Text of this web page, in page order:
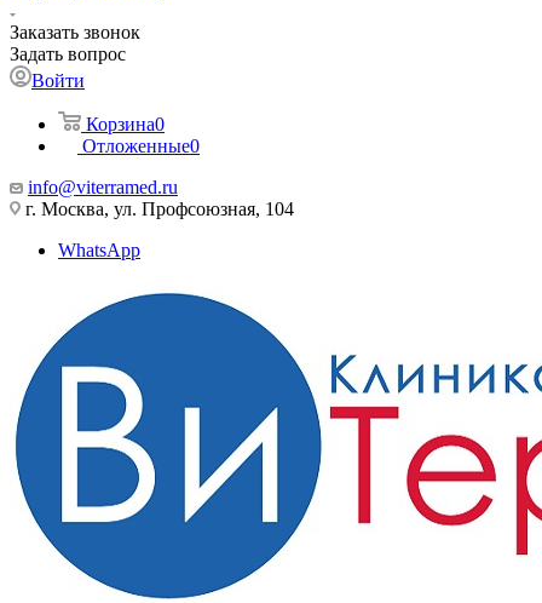
Заказать звонок
Задать вопрос
Войти
Корзина0
Отложенные0
info@viterramed.ru
г. Москва, ул. Профсоюзная, 104
WhatsApp